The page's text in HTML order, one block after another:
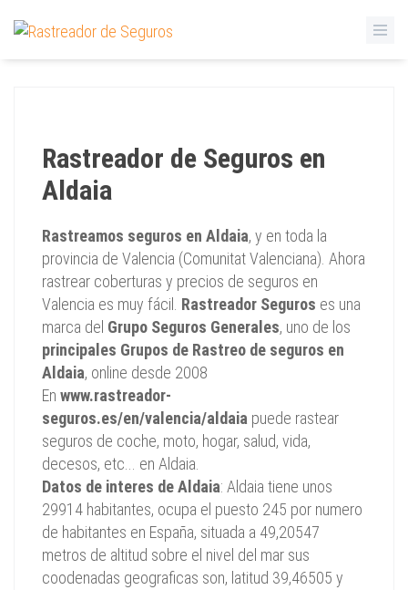
Rastreador de Seguros en
Aldaia
Rastreamos seguros en Aldaia, y en toda la
provincia de Valencia (Comunitat Valenciana). Ahora
rastrear coberturas y precios de seguros en
Valencia es muy fácil. Rastreador Seguros es una
marca del Grupo Seguros Generales, uno de los
principales Grupos de Rastreo de seguros en
Aldaia, online desde 2008
En www.rastreador-
seguros.es/en/valencia/aldaia puede rastear
seguros de coche, moto, hogar, salud, vida,
decesos, etc... en Aldaia.
Datos de interes de Aldaia: Aldaia tiene unos
29914 habitantes, ocupa el puesto 245 por numero
de habitantes en España, situada a 49,20547
metros de altitud sobre el nivel del mar sus
coodenadas geograficas son, latitud 39,46505 y